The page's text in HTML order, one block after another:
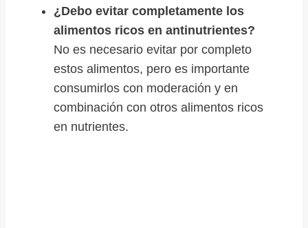
¿Debo evitar completamente los
alimentos ricos en antinutrientes?
No es necesario evitar por completo
estos alimentos, pero es importante
consumirlos con moderación y en
combinación con otros alimentos ricos
en nutrientes.